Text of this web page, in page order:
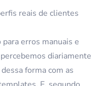
reais de clientes
para erros manuais e
diariamente
forma com as